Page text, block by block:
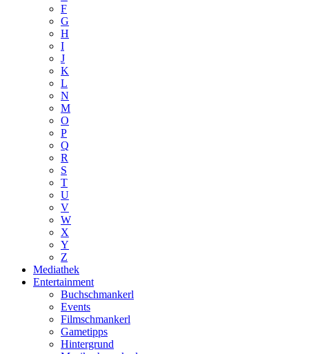
F
G
H
I
J
K
L
N
M
O
P
Q
R
S
T
U
V
W
X
Y
Z
Mediathek
Entertainment
Buchschmankerl
Events
Filmschmankerl
Gametipps
Hintergrund